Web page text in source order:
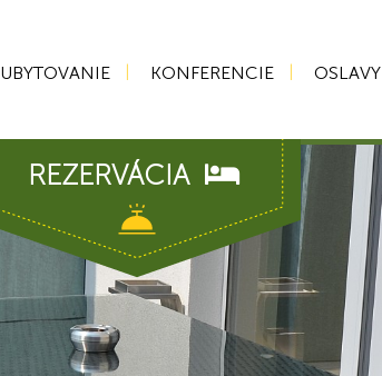
UBYTOVANIE KONFERENCIE OSLAVY
REZERVÁCIA